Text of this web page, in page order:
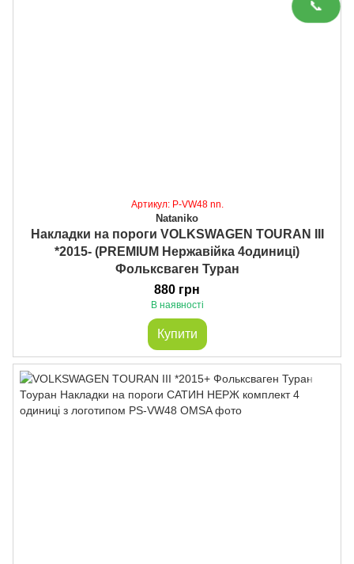
📞
Артикул: P-VW48 nn.
Nataniko
Накладки на пороги VOLKSWAGEN TOURAN III
*2015- (PREMIUM Нержавійка 4одиниці)
Фольксваген Туран
880 грн
В наявності
Купити